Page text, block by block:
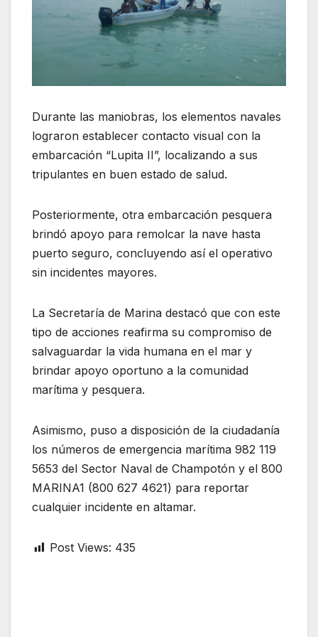
Durante las maniobras, los elementos navales
lograron establecer contacto visual con la
embarcación “Lupita II”, localizando a sus
tripulantes en buen estado de salud.
Posteriormente, otra embarcación pesquera
brindó apoyo para remolcar la nave hasta
puerto seguro, concluyendo así el operativo
sin incidentes mayores.
La Secretaría de Marina destacó que con este
tipo de acciones reafirma su compromiso de
salvaguardar la vida humana en el mar y
brindar apoyo oportuno a la comunidad
marítima y pesquera.
Asimismo, puso a disposición de la ciudadanía
los números de emergencia marítima 982 119
5653 del Sector Naval de Champotón y el 800
MARINA1 (800 627 4621) para reportar
cualquier incidente en altamar.
Post Views: 435